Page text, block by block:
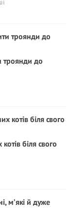
троянди до
біля свого